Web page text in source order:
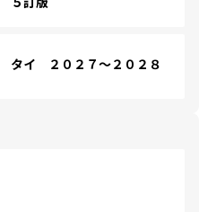
イ ２０２７～２０２８